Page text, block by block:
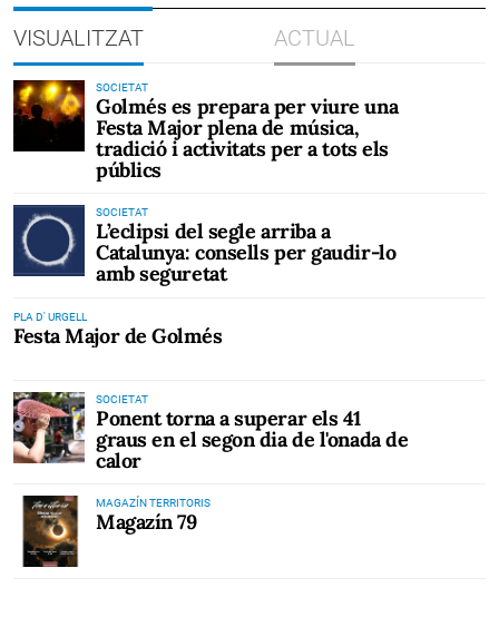
VISUALITZAT ACTUAL
SOCIETAT
Golmés es prepara per viure una
Festa Major plena de música,
tradició i activitats per a tots els
públics
SOCIETAT
L’eclipsi del segle arriba a
Catalunya: consells per gaudir-lo
amb seguretat
PLA D' URGELL
Festa Major de Golmés
SOCIETAT
Ponent torna a superar els 41
graus en el segon dia de l'onada de
calor
MAGAZÍN TERRITORIS
Magazín 79